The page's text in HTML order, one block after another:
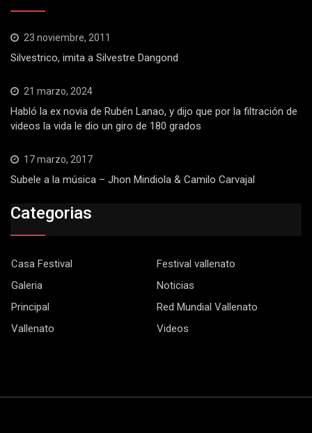
23 noviembre, 2011
Silvestrico, imita a Silvestre Dangond
21 marzo, 2024
Habló la ex novia de Rubén Lanao, y dijo que por la filtración de
videos la vida le dio un giro de 180 grados
17 marzo, 2017
Subele a la música – Jhon Mindiola & Camilo Carvajal
Categorias
Casa Festival
Festival vallenato
Galeria
Noticias
Principal
Red Mundial Vallenato
Vallenato
Videos